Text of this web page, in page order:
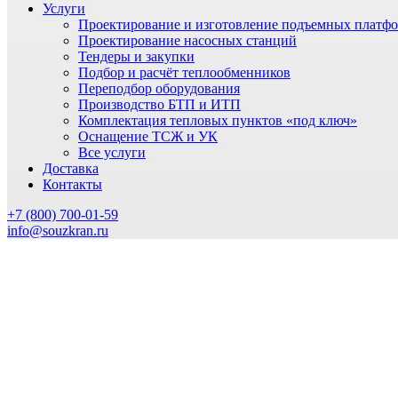
Услуги
Проектирование и изготовление подъемных
Проектирование насосных станций
Тендеры и закупки
Подбор и расчёт теплообменников
Переподбор оборудования
Производство БТП и ИТП
Комплектация тепловых пунктов «под ключ»
Оснащение ТСЖ и УК
Все услуги
Доставка
Контакты
+7 (800) 700-01-59
info@souzkran.ru